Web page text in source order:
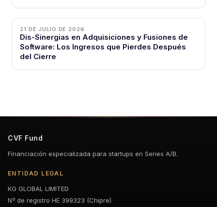
21 DE JULIO DE 2026
Dis-Sinergias en Adquisiciones y Fusiones de
Software: Los Ingresos que Pierdes Después
del Cierre
CVF Fund
Financiación especializada para startups en Series A/B.
ENTIDAD LEGAL
KG GLOBAL LIMITED
Nº de registro HE 399323 (Chipre)